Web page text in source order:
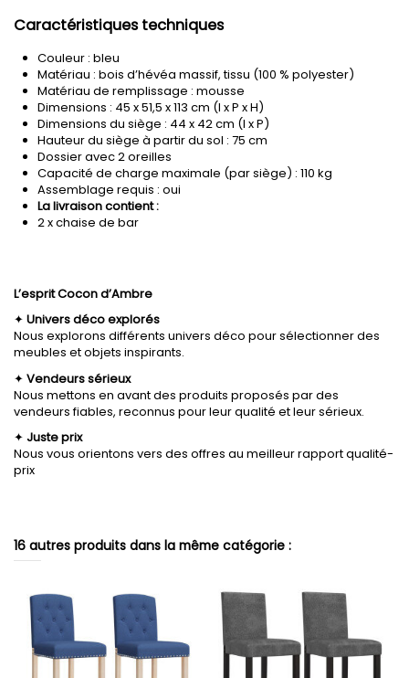
Caractéristiques techniques
Couleur : bleu
Matériau : bois d’hévéa massif, tissu (100 % polyester)
Matériau de remplissage : mousse
Dimensions : 45 x 51,5 x 113 cm (l x P x H)
Dimensions du siège : 44 x 42 cm (l x P)
Hauteur du siège à partir du sol : 75 cm
Dossier avec 2 oreilles
Capacité de charge maximale (par siège) : 110 kg
Assemblage requis : oui
La livraison contient :
2 x chaise de bar
L’esprit Cocon d’Ambre
✦ Univers déco explorés
Nous explorons différents univers déco pour sélectionner des
meubles et objets inspirants.
✦ Vendeurs sérieux
Nous mettons en avant des produits proposés par des
vendeurs fiables, reconnus pour leur qualité et leur sérieux.
✦ Juste prix
Nous vous orientons vers des offres au meilleur rapport qualité-
prix
16 autres produits dans la même catégorie :